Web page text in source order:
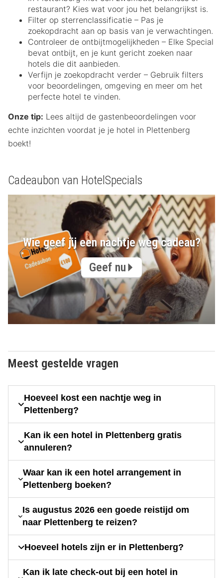
restaurant? Kies wat voor jou het belangrijkst is.
Filter op sterrenclassificatie – Pas je
zoekopdracht aan op basis van je verwachtingen.
Controleer de ontbijtmogelijkheden – Elke Special
bevat ontbijt, en je kunt gericht zoeken naar
hotels die dit aanbieden.
Verfijn je zoekopdracht verder – Gebruik filters
voor beoordelingen, omgeving en meer om het
perfecte hotel te vinden.
Onze tip: Lees altijd de gastenbeoordelingen voor
echte inzichten voordat je je hotel in Plettenberg
boekt!
Cadeaubon van HotelSpecials
Wie geef jij een nachtje weg cadeau?
Geef nu
Meest gestelde vragen
Hoeveel kost een nachtje weg in
Plettenberg?
Kan ik een hotel in Plettenberg gratis
annuleren?
Waar kan ik een hotel arrangement in
Plettenberg boeken?
Is augustus 2026 een goede reistijd om
naar Plettenberg te reizen?
Hoeveel hotels zijn er in Plettenberg?
Kan ik late check-out bij een hotel in